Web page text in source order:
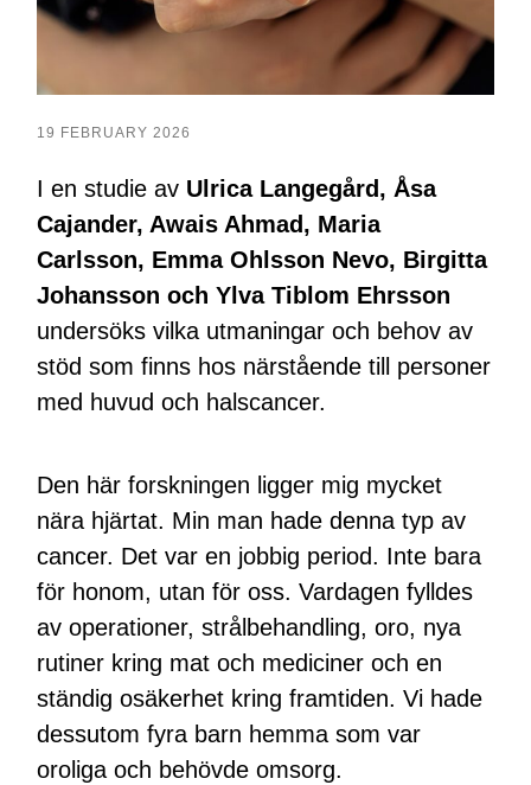
19 FEBRUARY 2026
I en studie av Ulrica Langegård, Åsa
Cajander, Awais Ahmad, Maria
Carlsson, Emma Ohlsson Nevo, Birgitta
Johansson och Ylva Tiblom Ehrsson
undersöks vilka utmaningar och behov av
stöd som finns hos närstående till personer
med huvud och halscancer.
Den här forskningen ligger mig mycket
nära hjärtat. Min man hade denna typ av
cancer. Det var en jobbig period. Inte bara
för honom, utan för oss. Vardagen fylldes
av operationer, strålbehandling, oro, nya
rutiner kring mat och mediciner och en
ständig osäkerhet kring framtiden. Vi hade
dessutom fyra barn hemma som var
oroliga och behövde omsorg.